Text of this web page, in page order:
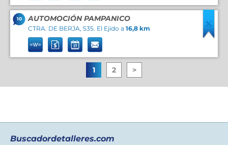
10 AUTOMOCIÓN PAMPANICO
CTRA. DE BERJA, 535. El Ejido a 16,8 km
1 2 >
Buscadordetalleres.com